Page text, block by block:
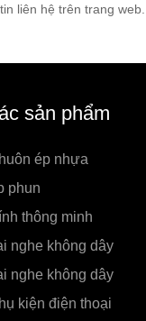
liên hệ trên trang web.
sản phẩm
ép nhựa
phun
thông minh
nghe không dây
nghe không dây
kiện điện thoại